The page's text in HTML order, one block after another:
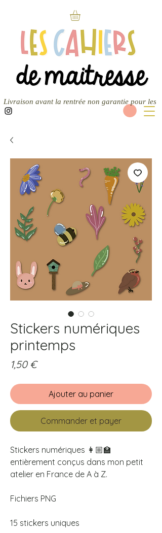
Livraison avant la rentrée non garantie pour les
Stickers numériques
printemps
1,50 €Prix
Ajouter au panier
Commander et payer
Stickers numériques 👩🏼‍🏫
entièrement conçus dans mon petit
atelier en France de A à Z.
Fichiers PNG
15 stickers uniques